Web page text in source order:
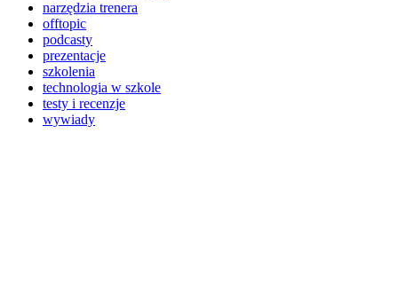
narzędzia trenera
offtopic
podcasty
prezentacje
szkolenia
technologia w szkole
testy i recenzje
wywiady